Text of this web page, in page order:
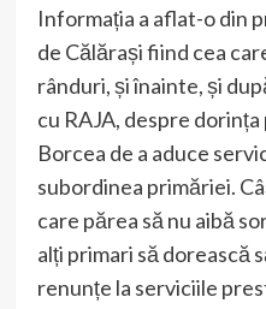
Informația a aflat-o din
de Călărași fiind cea
rânduri, și înainte, și
cu RAJA, despre
Borcea de a aduce
subordinea primăriei.
care părea să nu aibă
alți primari să dorească
renunțe la serviciile